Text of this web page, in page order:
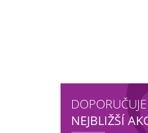
NEJBLIŽŠÍ